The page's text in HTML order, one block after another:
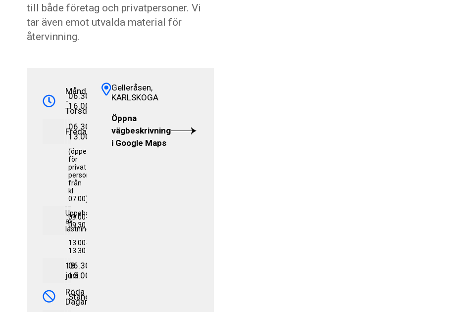
till både företag och privatpersoner. Vi
tar även emot utvalda material för
återvinning.
Måndag
-
Torsdag
06.30-
16.00
Fredag
06.30-
13.00
(öppet
för
privat-
personer
från
kl
07.00)
Uppehåll
av
lastning
09.00-
09.30
13.00-
13.30
18
juni
06.30-
13.00
Röda
Dagar
Stängt
Gelleråsen,
KARLSKOGA
Öppna
vägbeskrivning
i Google Maps